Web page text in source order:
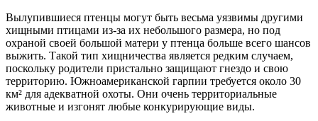
Вылупившиеся птенцы могут быть весьма уязвимы другими
хищными птицами из-за их небольшого размера, но под
охраной своей большой матери у птенца больше всего шансов
выжить. Такой тип хищничества является редким случаем,
поскольку родители пристально защищают гнездо и свою
территорию. Южноамериканской гарпии требуется около 30
км² для адекватной охоты. Они очень территориальные
животные и изгонят любые конкурирующие виды.